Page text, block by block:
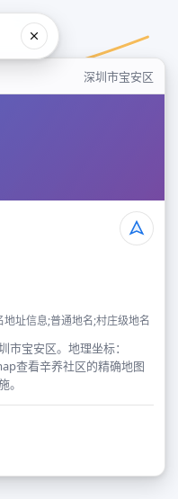
深圳市宝安区
地址信息;普通地名;村庄级地名
宝安区。地理坐标：
查看辛养社区的精确地图
。